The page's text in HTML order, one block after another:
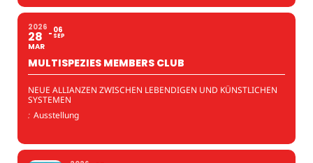
2026
28
MAR
06
SEP
MULTISPEZIES MEMBERS CLUB
NEUE ALLIANZEN ZWISCHEN LEBENDIGEN UND KÜNSTLICHEN
SYSTEMEN
: Ausstellung